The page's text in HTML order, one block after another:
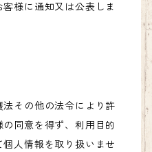
様に通知又は公表しま
その他の法令により許
同意を得ず、利用目的
人情報を取り扱いませ